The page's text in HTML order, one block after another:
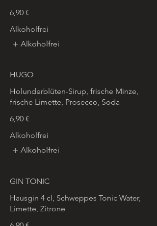
6,90 €
Alkoholfrei
Alkoholfrei
HUGO
Holunderblüten-Sirup, frische Minze,
frische Limette, Prosecco, Soda
6,90 €
Alkoholfrei
Alkoholfrei
GIN TONIC
Hausgin 4 cl, Schweppes Tonic Water,
Limette, Zitrone